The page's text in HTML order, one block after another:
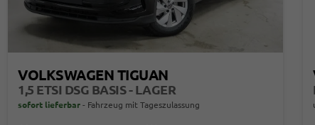
VOLKSWAGEN TIGUAN
1,5 ETSI DSG BASIS - LAGER
sofort lieferbar Fahrzeug mit Tageszulassung